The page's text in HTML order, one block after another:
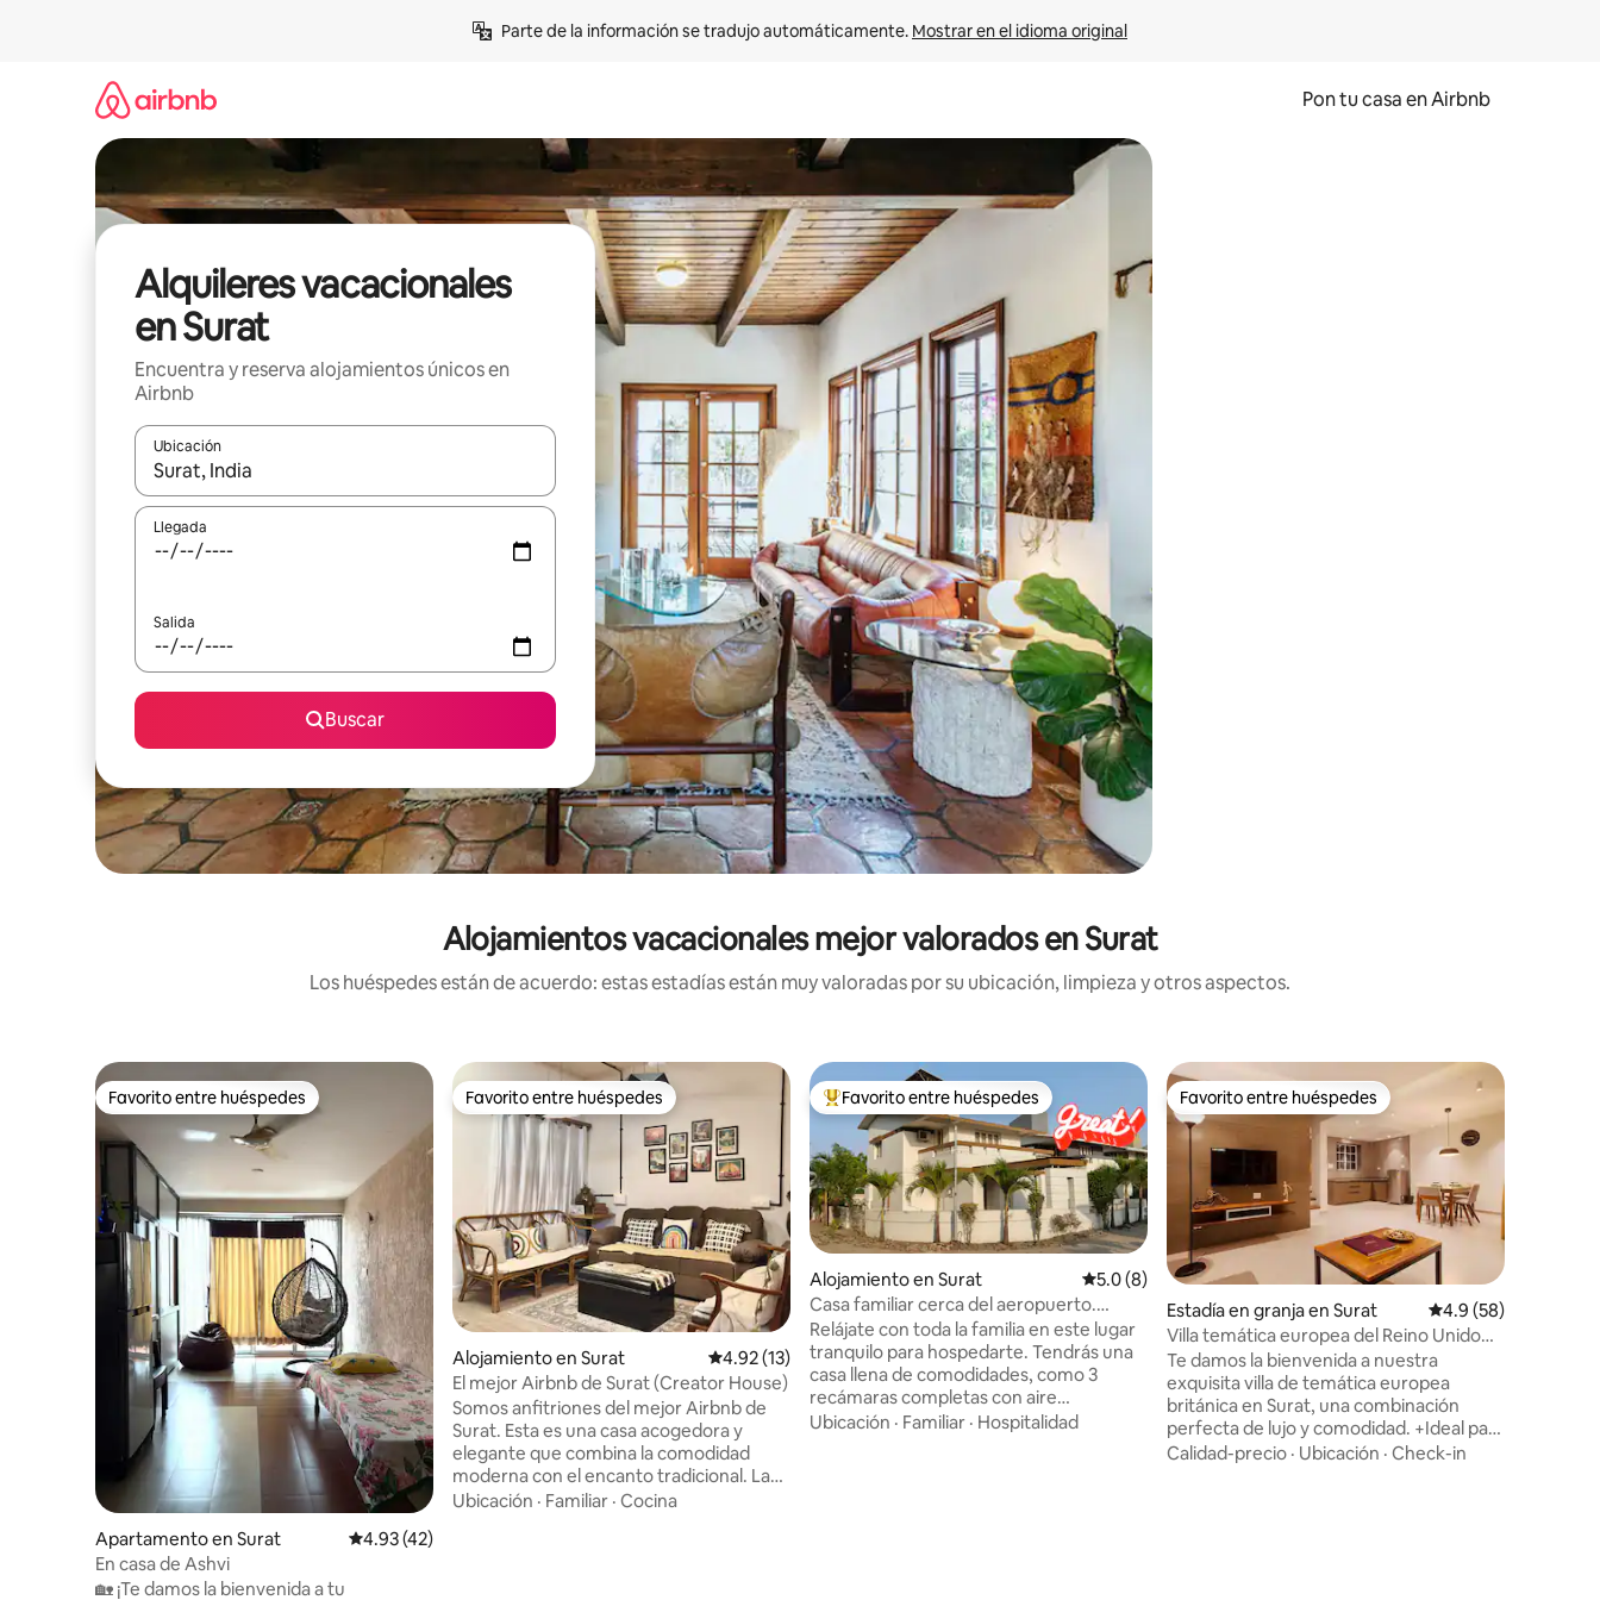
Parte de la información se tradujo automáticamente. Mostrar en el idioma original
Pon tu casa en Airbnb
Alquileres vacacionales
en Surat
Encuentra y reserva alojamientos únicos en
Airbnb
Ubicación
Cuando los resultados estén disponibles, navega con las teclas de flecha hacia arriba y hacia abajo o explora con el tacto o desliza el dedo.
Llegada
Salida
Buscar
Alojamientos vacacionales mejor valorados en Surat
Los huéspedes están de acuerdo: estas estadías están muy valoradas por su ubicación, limpieza y otros aspectos.
Favorito entre huéspedes
Favorito entre huéspedes
Apartamento en Surat Calificación promedio: 4.93 de 5, 42 reseñas
4.93 (42)
En casa de Ashvi
🏡 ¡Te damos la bienvenida a tu
Favorito entre huéspedes
Favorito entre huéspedes
Alojamiento en Surat Calificación promedio: 4.92 de 5, 13 reseñas
4.92 (13)
El mejor Airbnb de Surat (Creator House)
Somos anfitriones del mejor Airbnb de
Surat. Esta es una casa acogedora y
elegante que combina la comodidad
moderna con el encanto tradicional. Las
habitaciones espaciosas, la decoración
Ubicación · Familiar · Cocina
Favorito entre huéspedes preferido
Favorito entre huéspedes
Alojamiento en Surat Calificación promedio: 5.0 de 5, 8 reseñas
5.0 (8)
Casa familiar cerca del aeropuerto.
Servicios y Wi-Fi gratuito.
Relájate con toda la familia en este lugar
tranquilo para hospedarte. Tendrás una
casa llena de comodidades, como 3
recámaras completas con aire
acondicionado, lavadora, horno
Ubicación · Familiar · Hospitalidad
Favorito entre huéspedes
Favorito entre huéspedes
Estadía en granja en Surat Calificación
4.9 (58)
Villa temática europea del Reino Unido
en Surat con servicios
Te damos la bienvenida a nuestra
exquisita villa de temática europea
británica en Surat, una combinación
perfecta de lujo y comodidad. +Ideal para
parejas casadas y familias. +2
Calidad-precio · Ubicación · Check-in